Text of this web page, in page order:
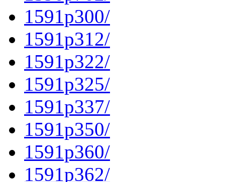
1591p300/
1591p312/
1591p322/
1591p325/
1591p337/
1591p350/
1591p360/
1591p362/